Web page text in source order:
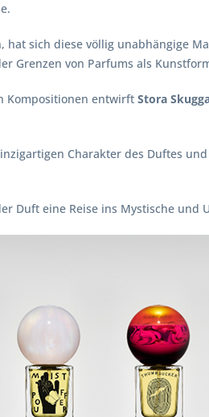
sich diese völlig unabhängige
Grenzen von Parfums als
Kompositionen entwirft Stora
Charakter des Duftes
Duft eine Reise ins Mystische und